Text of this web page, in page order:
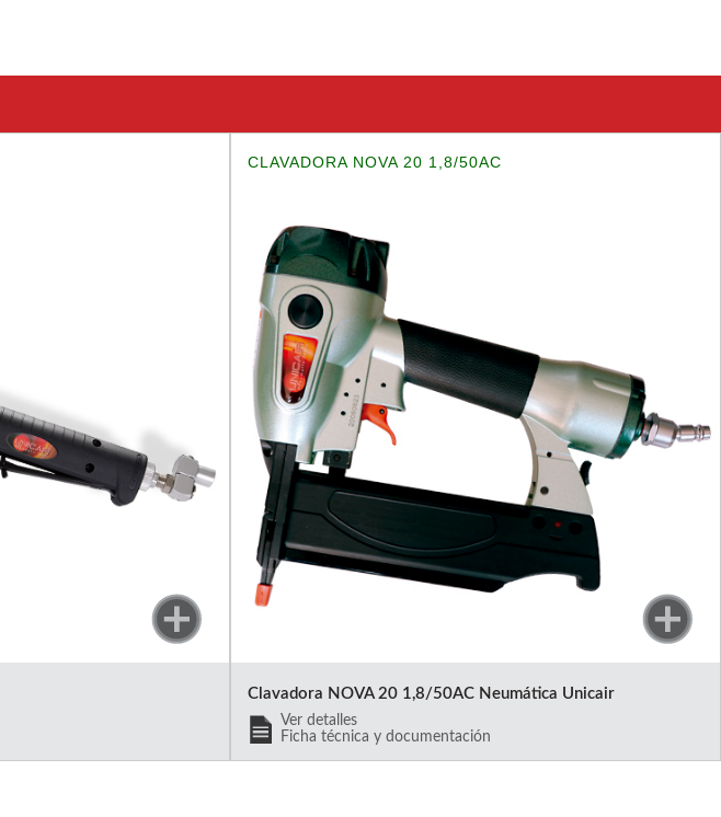
CLAVADORA NOVA 20 1,8/50AC
Clavadora NOVA 20 1,8/50AC Neumática Unicair
Ver detalles
Ficha técnica y documentación